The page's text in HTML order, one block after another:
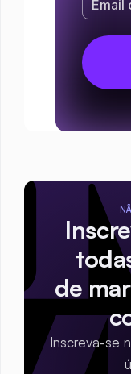
de
Inscreva-se